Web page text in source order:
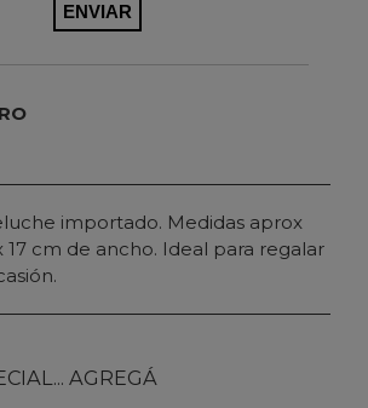
importado. Medidas aprox
17 cm de ancho. Ideal para regalar
AGREGÁ